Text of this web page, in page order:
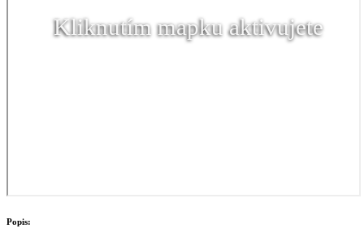
Kliknutím mapku aktivujete
Popis: